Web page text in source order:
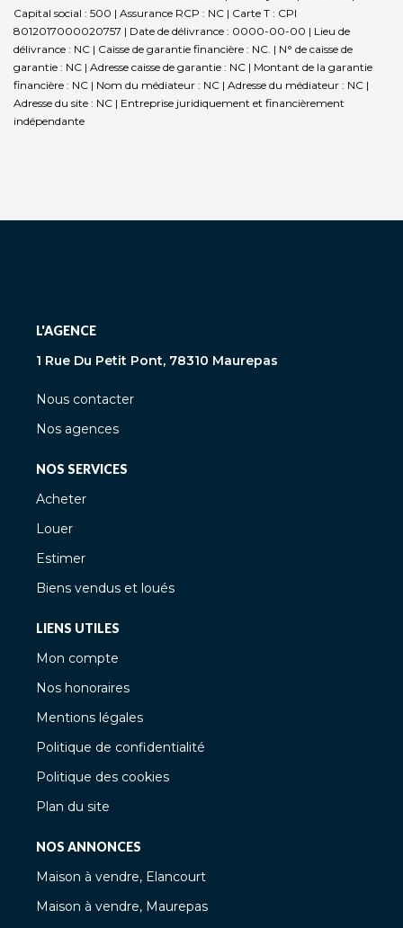
Capital social : 500 | Assurance RCP : NC | Carte T : CPI
8012017000020757 | Date de délivrance : 0000-00-00 | Lieu de
délivrance : NC | Caisse de garantie financière : NC. | N° de caisse de
garantie : NC | Adresse caisse de garantie : NC | Montant de la garantie
financière : NC | Nom du médiateur : NC | Adresse du médiateur : NC |
Adresse du site : NC | Entreprise juridiquement et financièrement
indépendante
L'AGENCE
1 Rue Du Petit Pont, 78310 Maurepas
Nous contacter
Nos agences
NOS SERVICES
Acheter
Louer
Estimer
Biens vendus et loués
LIENS UTILES
Mon compte
Nos honoraires
Mentions légales
Politique de confidentialité
Politique des cookies
Plan du site
NOS ANNONCES
Maison à vendre, Elancourt
Maison à vendre, Maurepas